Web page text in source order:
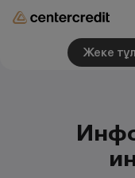
Жеке